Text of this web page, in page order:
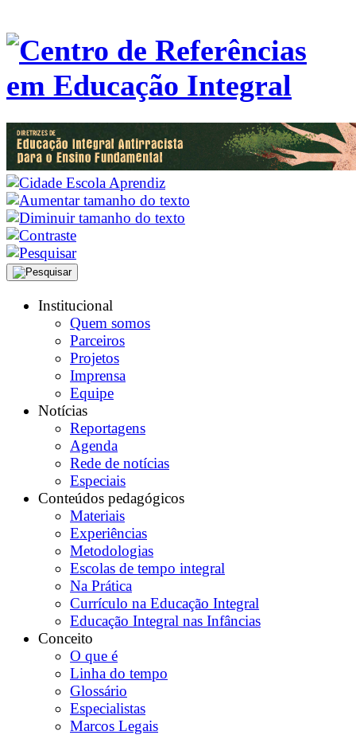
Institucional
Quem somos
Parceiros
Projetos
Imprensa
Equipe
Notícias
Reportagens
Agenda
Rede de notícias
Especiais
Conteúdos pedagógicos
Materiais
Experiências
Metodologias
Escolas de tempo integral
Na Prática
Currículo na Educação Integral
Educação Integral nas Infâncias
Conceito
O que é
Linha do tempo
Glossário
Especialistas
Marcos Legais